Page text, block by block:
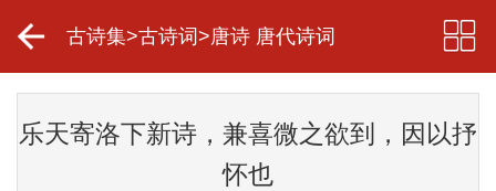
古诗集>古诗词 >唐诗 唐代诗词
乐天寄洛下新诗，兼喜微之欲到，因以抒
怀也